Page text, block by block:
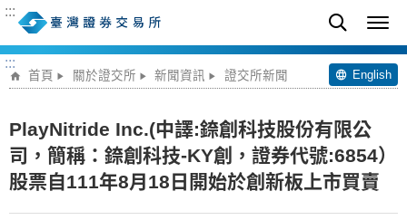
:::
:::
首頁 關於證交所 新聞資訊 證交所新聞 English
PlayNitride Inc.(中譯:錼創科技股份有限公
司，簡稱：錼創科技-KY創，證券代號:6854）
股票自111年8月18日開始於創新板上市買賣